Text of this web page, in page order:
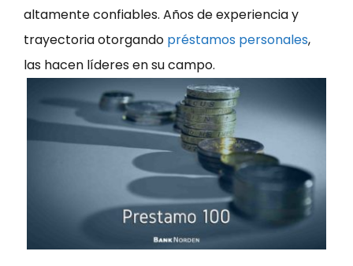
altamente confiables. Años de experiencia y
trayectoria otorgando préstamos personales,
las hacen líderes en su campo.